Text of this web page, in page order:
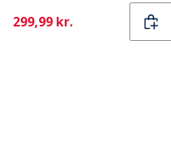
Current
299,99 kr.